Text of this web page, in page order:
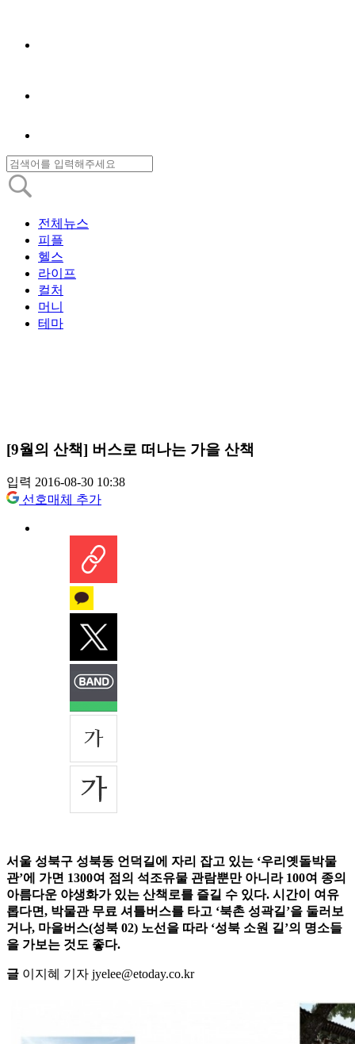
전체뉴스
피플
헬스
라이프
컬처
머니
테마
[9월의 산책] 버스로 떠나는 가을 산책
입력 2016-08-30 10:38
선호매체 추가
서울 성북구 성북동 언덕길에 자리 잡고 있는 ‘우리옛돌박물
관’에 가면 1300여 점의 석조유물 관람뿐만 아니라 100여 종의
아름다운 야생화가 있는 산책로를 즐길 수 있다. 시간이 여유
롭다면, 박물관 무료 셔틀버스를 타고 ‘북촌 성곽길’을 둘러보
거나, 마을버스(성북 02) 노선을 따라 ‘성북 소원 길’의 명소들
을 가보는 것도 좋다.
글 이지혜 기자 jyelee@etoday.co.kr